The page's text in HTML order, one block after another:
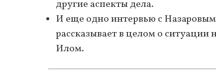
другие аспекты дела.
И еще одно интервью с
рассказывает в целом о ситуации
Илом.